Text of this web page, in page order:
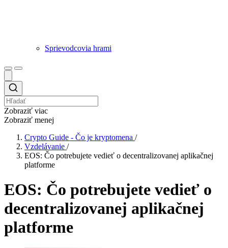
Sprievodcovia hrami
Zobraziť viac
Zobraziť menej
Crypto Guide - Čo je kryptomena /
Vzdelávanie /
EOS: Čo potrebujete vedieť o decentralizovanej aplikačnej
platforme
EOS: Čo potrebujete vedieť o
decentralizovanej aplikačnej
platforme